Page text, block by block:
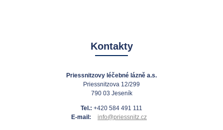
Kontakty
Priessnitzovy léčebné lázně a.s.
Priessnitzova 12/299
790 03 Jeseník
Tel.: +420 584 491 111
E-mail:
info@priessnitz.cz